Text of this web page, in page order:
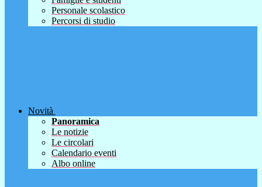
Personale scolastico
Percorsi di studio
Novità
Panoramica
Le notizie
Le circolari
Calendario eventi
Albo online